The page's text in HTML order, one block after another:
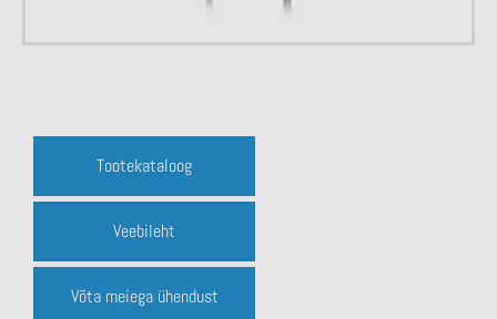
Tootekataloog
Veebileht
Võta meiega ühendust